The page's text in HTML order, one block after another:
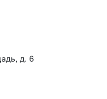
д. 6